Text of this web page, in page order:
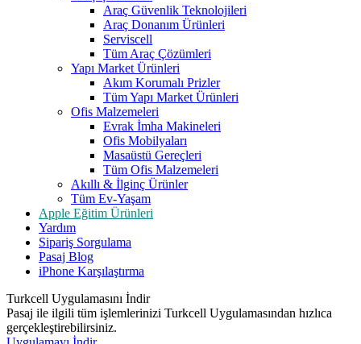
Araç Güvenlik Teknolojileri
Araç Donanım Ürünleri
Serviscell
Tüm Araç Çözümleri
Yapı Market Ürünleri
Akım Korumalı Prizler
Tüm Yapı Market Ürünleri
Ofis Malzemeleri
Evrak İmha Makineleri
Ofis Mobilyaları
Masaüstü Gereçleri
Tüm Ofis Malzemeleri
Akıllı & İlginç Ürünler
Tüm Ev-Yaşam
Apple Eğitim Ürünleri
Yardım
Sipariş Sorgulama
Pasaj Blog
iPhone Karşılaştırma
Turkcell Uygulamasını İndir
Pasaj ile ilgili tüm işlemlerinizi Turkcell Uygulamasından hızlıca
gerçekleştirebilirsiniz.